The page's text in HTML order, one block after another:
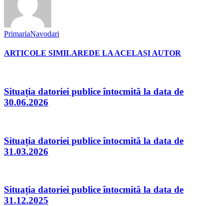
PrimariaNavodari
ARTICOLE SIMILAREDE LA ACELAȘI AUTOR
Situația datoriei publice întocmită la data de
30.06.2026
Situația datoriei publice întocmită la data de
31.03.2026
Situația datoriei publice întocmită la data de
31.12.2025